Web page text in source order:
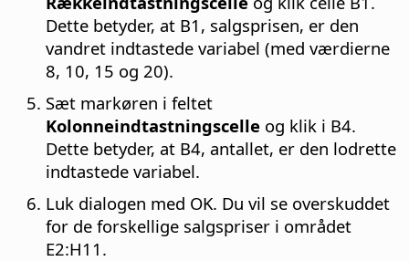
Dette betyder, at B1, salgsprisen, er den
vandret indtastede variabel (med værdierne
8, 10, 15 og 20).
Sæt markøren i feltet
Kolonneindtastningscelle og klik i B4.
Dette betyder, at B4, antallet, er den lodrette
indtastede variabel.
Luk dialogen med OK. Du vil se overskuddet
for de forskellige salgspriser i området
E2:H11.